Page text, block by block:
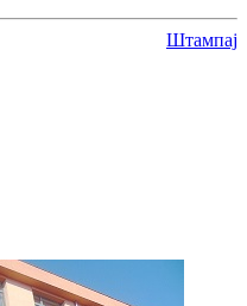
Штампај